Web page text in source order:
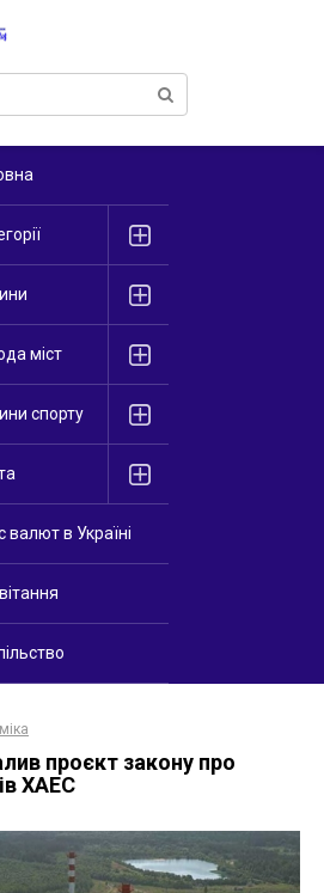
міст
спорту
валют в Україні
проєкт закону про
ХАЕС